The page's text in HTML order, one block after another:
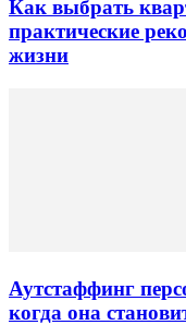
Как выбрать
практические
жизни
Аутстаффинг
когда она